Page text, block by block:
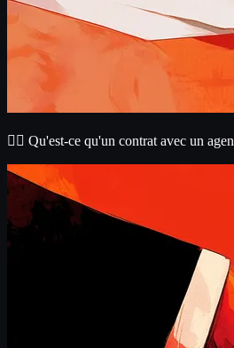
✍🏼 Qu'est-ce qu'un contrat avec un